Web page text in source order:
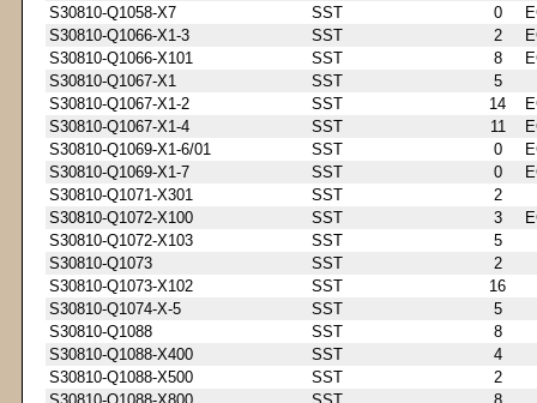
S30810-Q1058-X7
SST 0
S30810-Q1066-X1-3
SST 2
S30810-Q1066-X101
SST 8
S30810-Q1067-X1
SST
5
S30810-Q1067-X1-2
SST 14
S30810-Q1067-X1-4
SST 11
S30810-Q1069-X1-6/01
SST 0
S30810-Q1069-X1-7
SST 0
S30810-Q1071-X301
SST
2
S30810-Q1072-X100
SST 3
S30810-Q1072-X103
SST
5
S30810-Q1073
SST
2
S30810-Q1073-X102
SST
16
S30810-Q1074-X-5
SST
5
S30810-Q1088
SST
8
S30810-Q1088-X400
SST
4
S30810-Q1088-X500
SST
2